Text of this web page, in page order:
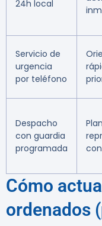
24h local
Servicio de
urgencia
por teléfono
Despacho
con guardia
programada
Cómo
ordenados